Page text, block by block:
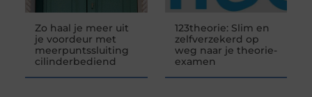
Zo haal je meer uit
je voordeur met
meerpuntssluiting
cilinderbediend
123theorie: Slim en
zelfverzekerd op
weg naar je theorie-
examen